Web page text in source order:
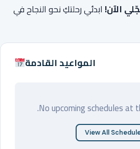
الآن! ابدئي رحلتكِ نحو النجاح في
المواعيد القادمة
View All